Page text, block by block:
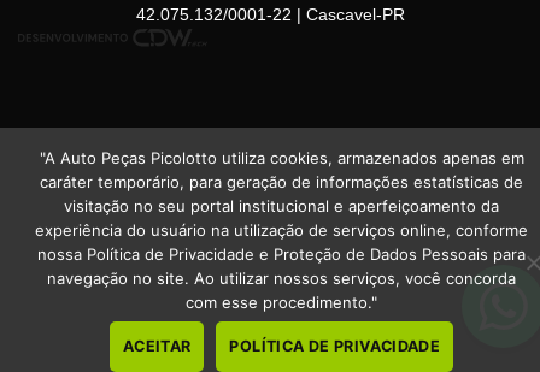
42.075.132/0001-22 | Cascavel-PR
"A Auto Peças Picolotto utiliza cookies, armazenados apenas em
caráter temporário, para geração de informações estatísticas de
visitação no seu portal institucional e aperfeiçoamento da
experiência do usuário na utilização de serviços online, conforme
nossa Política de Privacidade e Proteção de Dados Pessoais para
navegação no site. Ao utilizar nossos serviços, você concorda
com esse procedimento."
ACEITAR POLÍTICA DE PRIVACIDADE